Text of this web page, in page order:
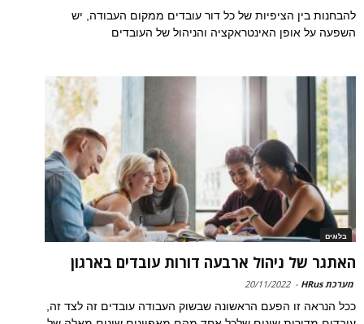
להבחנות בין הציפיות של כל דור עובדים ממקום העבודה, יש
השפעה על אופן האינטראקציה והניהול של העובדים
בלוגים
האתגר של ניהול ארבעה דורות עובדים בארגון
מערכת HRus -
20/11/2022
ככל הנראה זו הפעם הראשונה שבשוק העבודה עובדים זה לצד זה,